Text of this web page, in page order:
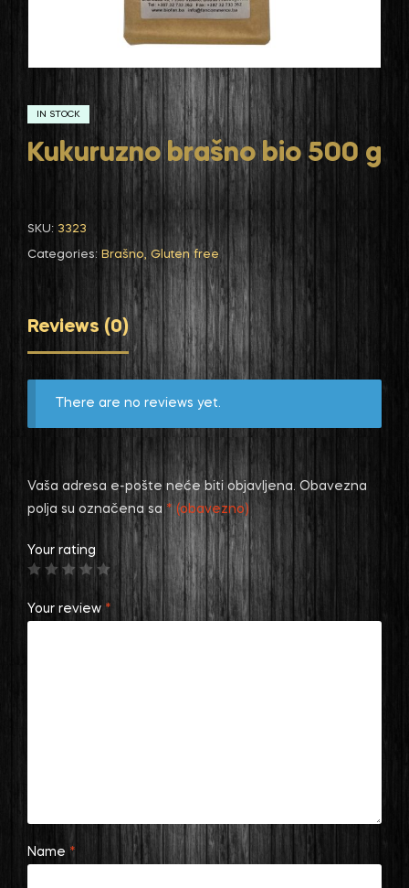
IN STOCK
Kukuruzno brašno bio 500 g
SKU: 3323
Categories: Brašno, Gluten free
Reviews (0)
There are no reviews yet.
Vaša adresa e-pošte neće biti objavljena. Obavezna
polja su označena sa * (obavezno)
Your rating
Your review *
Name *